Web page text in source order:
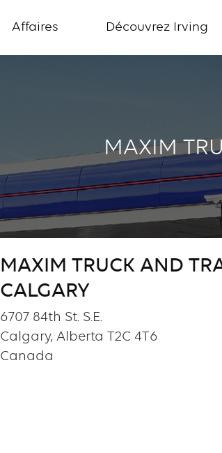
Affaires Découvrez Irving
MAXIM
MAXIM TRUCK AND
CALGARY
6707 84th St. S.E.
Calgary, Alberta T2C 4T6
Canada